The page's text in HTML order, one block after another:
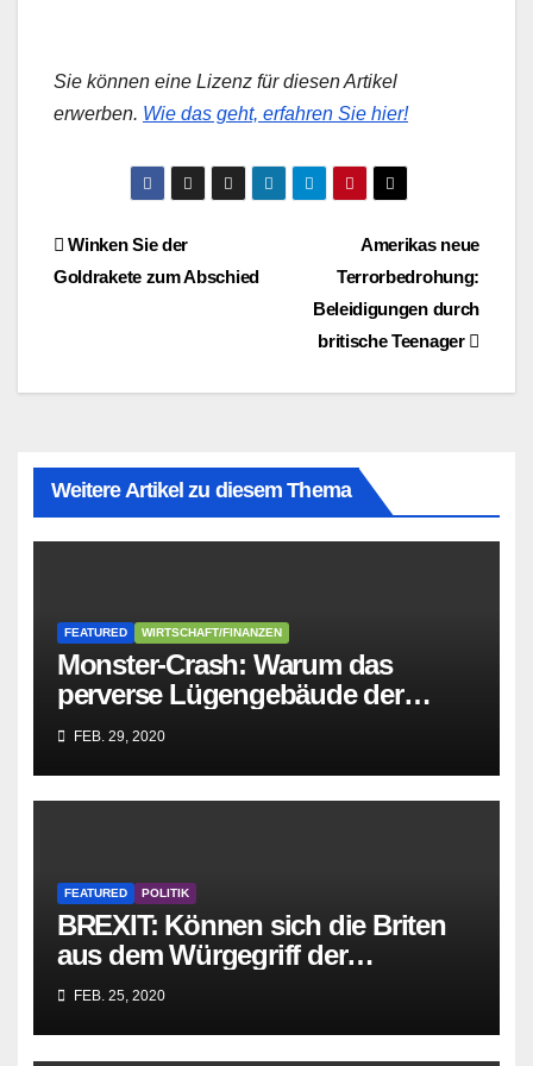
Sie können eine Lizenz für diesen Artikel
erwerben. Wie das geht, erfahren Sie hier!
BeitragsnavigationAmerikas neue
Terrorbedrohung:
Beleidigungen durch
britische Teenager
Winken Sie der
Goldrakete zum Abschied
Weitere Artikel zu diesem Thema
FEATURED WIRTSCHAFT/FINANZEN
Monster-Crash: Warum das
perverse Lügengebäude der
Sozialisten in sich
zusammenbricht!
FEB. 29, 2020
FEATURED POLITIK
BREXIT: Können sich die Briten
aus dem Würgegriff der
parasitären EU-Mafia befreien?
FEB. 25, 2020